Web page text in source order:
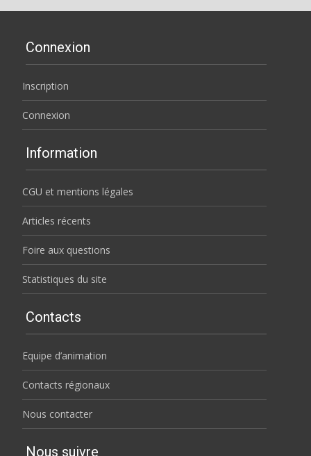
Connexion
Inscription
Connexion
Information
CGU et mentions légales
Articles récents
Foire aux questions
Statistiques du site
Contacts
Equipe d’animation
Contacts régionaux
Nous contacter
Nous suivre